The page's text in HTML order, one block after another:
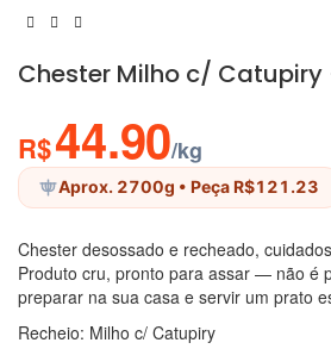
Chester Milho c/ Catupiry
R$44.90/kg
Aprox. 2700g • Peça R$121.23
Chester desossado e recheado,
Produto cru, pronto para assar — não é
preparar na sua casa e servir um prato
Recheio: Milho c/ Catupiry